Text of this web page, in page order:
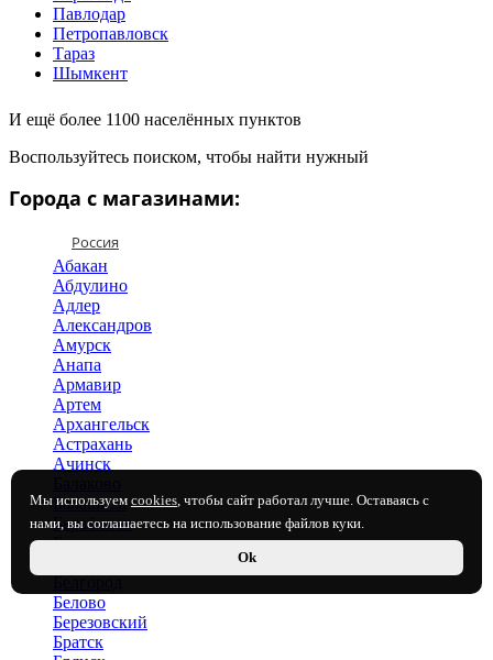
Мы используем cookies, чтобы сайт работал лучше. Оставаясь с
нами, вы соглашаетесь на использование файлов куки.
Ok
Павлодар
Петропавловск
Тараз
Шымкент
И ещё более 1100 населённых пунктов
Воспользуйтесь поиском, чтобы найти нужный
Города с магазинами:
Россия
Абакан
Абдулино
Адлер
Александров
Амурск
Анапа
Армавир
Артем
Архангельск
Астрахань
Ачинск
Балашиха
Барабинск
Барнаул
Белово
Березовский
Братск